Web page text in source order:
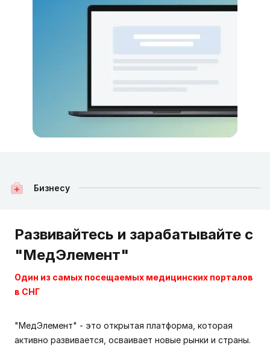
Бизнесу
Развивайтесь и зарабатывайте с
"МедЭлемент"
Один из самых посещаемых медицинских порталов
в СНГ
"МедЭлемент" - это открытая платформа, которая
активно развивается, осваивает новые рынки и страны.